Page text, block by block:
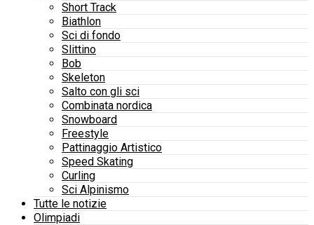
Short Track
Biathlon
Sci di fondo
Slittino
Bob
Skeleton
Salto con gli sci
Combinata nordica
Snowboard
Freestyle
Pattinaggio Artistico
Speed Skating
Curling
Sci Alpinismo
Tutte le notizie
Olimpiadi